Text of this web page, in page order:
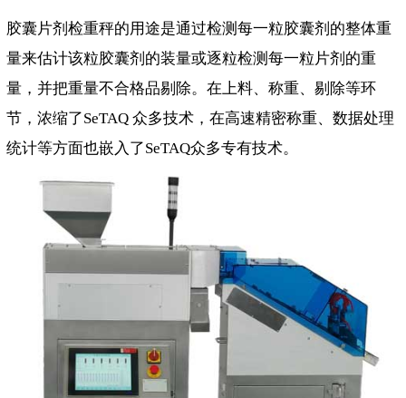
胶囊片剂检重秤的用途是通过检测每一粒胶囊剂的整体重
量来估计该粒胶囊剂的装量或逐粒检测每一粒片剂的重
量，并把重量不合格品剔除。在上料、称重、剔除等环
节，浓缩了SeTAQ 众多技术，在高速精密称重、数据处理
统计等方面也嵌入了SeTAQ众多专有技术。